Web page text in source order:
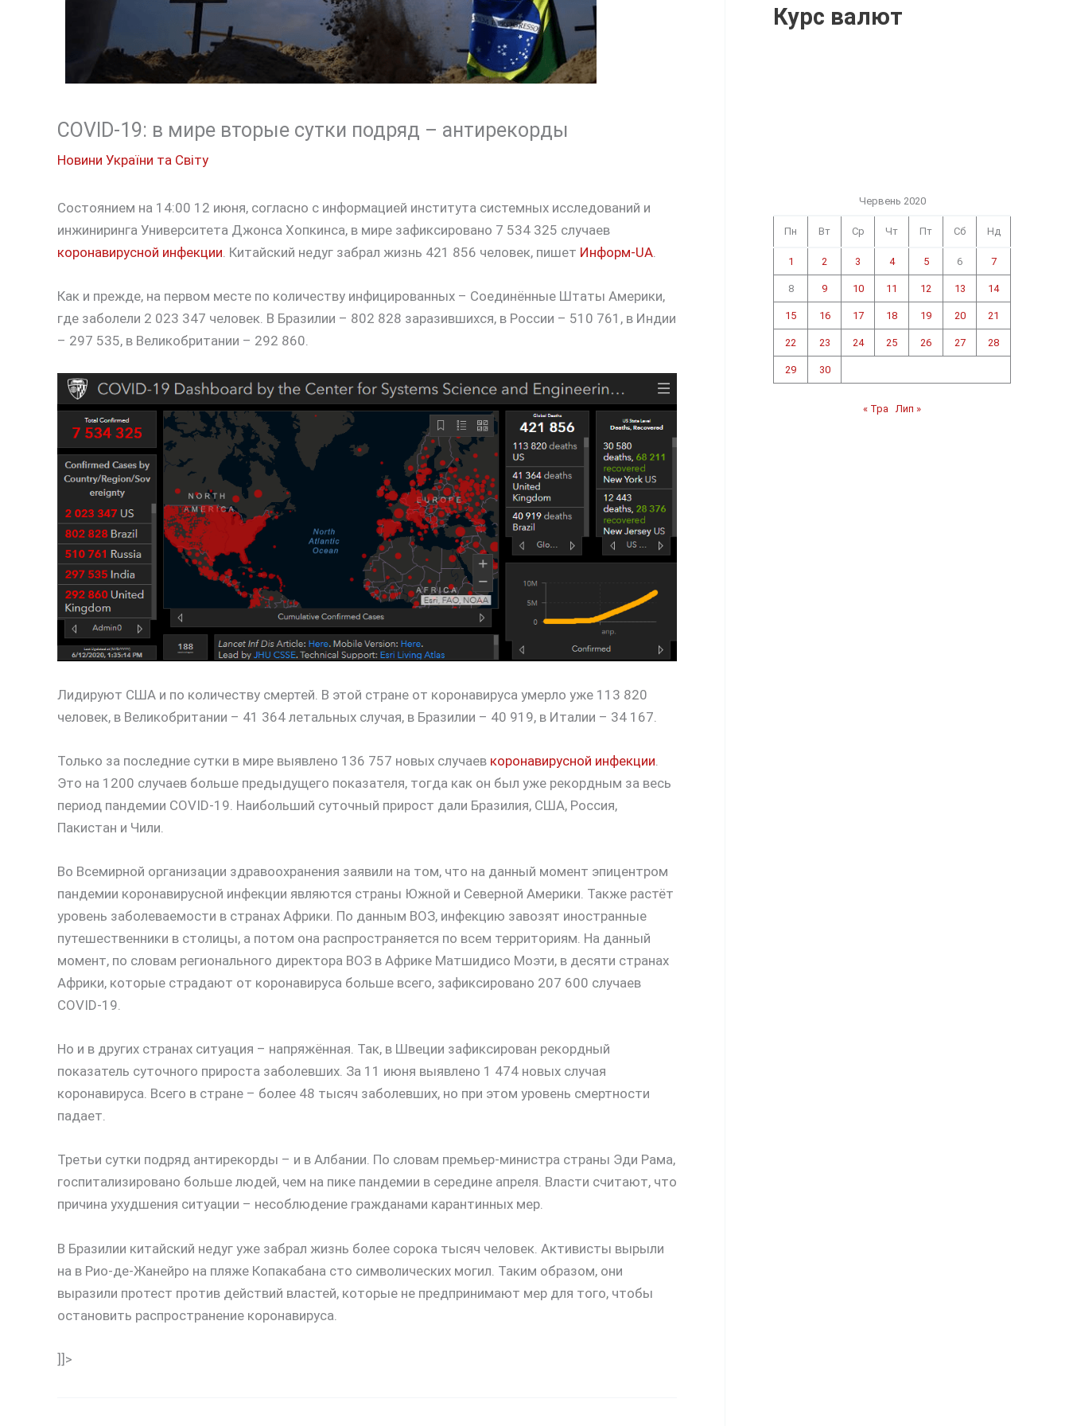
COVID-19: в мире вторые сутки подряд – антирекорды
Новини України та Світу
Состоянием на 14:00 12 июня, согласно с информацией института системных исследований и
инжиниринга Университета Джонса Хопкинса, в мире зафиксировано 7 534 325 случаев
коронавирусной инфекции. Китайский недуг забрал жизнь 421 856 человек, пишет Информ-UA.
Как и прежде, на первом месте по количеству инфицированных – Соединённые Штаты Америки,
где заболели 2 023 347 человек. В Бразилии – 802 828 заразившихся, в России – 510 761, в Индии
– 297 535, в Великобритании – 292 860.
Лидируют США и по количеству смертей. В этой стране от коронавируса умерло уже 113 820
человек, в Великобритании – 41 364 летальных случая, в Бразилии – 40 919, в Италии – 34 167.
Только за последние сутки в мире выявлено 136 757 новых случаев коронавирусной инфекции
Это на 1200 случаев больше предыдущего показателя, тогда как он был уже рекордным за весь
период пандемии COVID-19. Наибольший суточный прирост дали Бразилия, США, Россия,
Пакистан и Чили.
Во Всемирной организации здравоохранения заявили на том, что на данный момент эпицентром
пандемии коронавирусной инфекции являются страны Южной и Северной Америки. Также растёт
уровень заболеваемости в странах Африки. По данным ВОЗ, инфекцию завозят иностранные
путешественники в столицы, а потом она распространяется по всем территориям. На данный
момент, по словам регионального директора ВОЗ в Африке Матшидисо Моэти, в десяти странах
Африки, которые страдают от коронавируса больше всего, зафиксировано 207 600 случаев
COVID-19.
Но и в других странах ситуация – напряжённая. Так, в Швеции зафиксирован рекордный
показатель суточного прироста заболевших. За 11 июня выявлено 1 474 новых случая
коронавируса. Всего в стране – более 48 тысяч заболевших, но при этом уровень смертности
падает.
Третьи сутки подряд антирекорды – и в Албании. По словам премьер-министра страны Эди Рама,
госпитализировано больше людей, чем на пике пандемии в середине апреля. Власти считают, что
причина ухудшения ситуации – несоблюдение гражданами карантинных мер.
В Бразилии китайский недуг уже забрал жизнь более сорока тысяч человек. Активисты вырыли
на в Рио-де-Жанейро на пляже Копакабана сто символических могил. Таким образом, они
выразили протест против действий властей, которые не предпринимают мер для того, чтобы
остановить распространение коронавируса.
]]>
Курс валют
Червень 2020
Пн Вт Ср Чт Пт Сб Нд
1 2 3 4 5 6 7
8 9 10 11 12 13 14
15 16 17 18 19 20 21
22 23 24 25 26 27 28
29 30
« Тра Лип »